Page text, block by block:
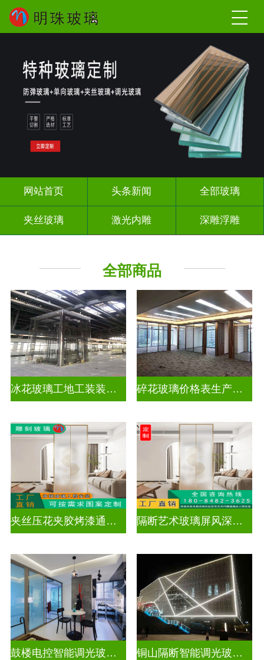
网站首页 头条新闻 全部玻璃
夹丝玻璃 激光内雕 深雕浮雕
千 层 镜
全部商品
冰花玻璃工地工装装饰玻璃 碎花玻璃价格表生产电话
夹丝压花夹胶烤漆通电深雕浮雕玻璃 隔断艺术玻璃屏风深雕浮雕玻璃
鼓楼电控智能调光玻璃安装方法 铜山隔断智能调光玻璃安装电话